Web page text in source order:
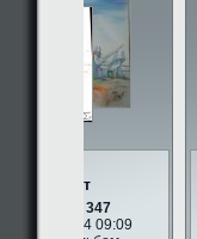
347
Фев 2024 09:09